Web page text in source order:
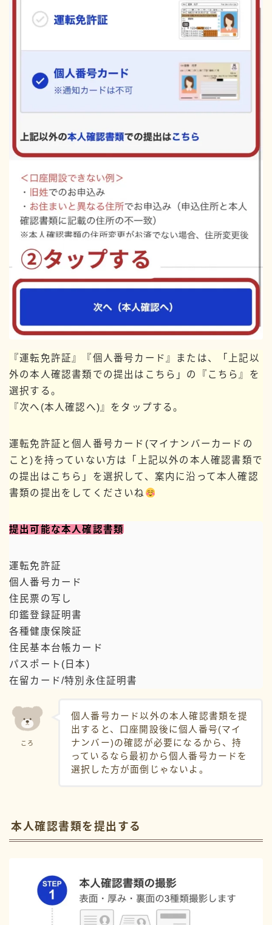
『運転免許証』『個人番号カード』または、「上記以
外の本人確認書類での提出はこちら」の『こちら』を
選択する。
『次へ(本人確認へ)』をタップする。
運転免許証と個人番号カード(マイナンバーカードの
こと)を持っていない方は「上記以外の本人確認書類で
の提出はこちら」を選択して、案内に沿って本人確認
書類の提出をしてくださいね
提出可能な本人確認書類
運転免許証
個人番号カード
住民票の写し
印鑑登録証明書
各種健康保険証
住民基本台帳カード
パスポート(日本)
在留カード/特別永住証明書
ころ
個人番号カード以外の本人確認書類を提
出すると、口座開設後に個人番号(マイ
ナンバー)の確認が必要になるから、持
っているなら最初から個人番号カードを
選択した方が面倒じゃないよ。
本人確認書類を提出する